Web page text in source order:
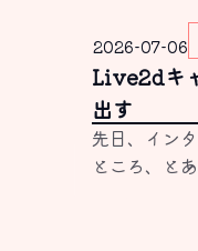
2026-07-06
Live2dキ
出す
先日、イン
ところ、と